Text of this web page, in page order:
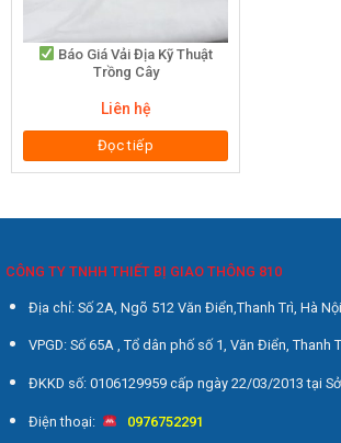
Báo Giá Vải Địa Kỹ Thuật
Trồng Cây
Liên hệ
Đọc tiếp
CÔNG TY TNHH THIẾT BỊ GIAO THÔNG 810
Địa chỉ: Số 2A, Ngõ 512 Văn Điển,Thanh Trì, Hà Nội
VPGD: Số 65A , Tổ dân phố số 1, Văn Điển, Thanh
ĐKKD số: 0106129959 cấp ngày 22/03/2013 tại
Điện thoại: 0976752291